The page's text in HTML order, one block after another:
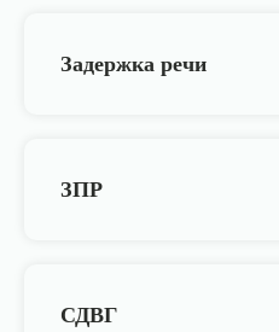
Задержка речи
ЗПР
СДВГ